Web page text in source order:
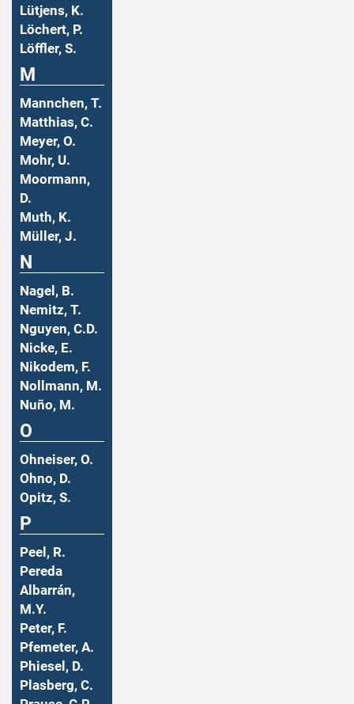
Lütjens, K.
Löchert, P.
Löffler, S.
M
Mannchen, T.
Matthias, C.
Meyer, O.
Mohr, U.
Moormann,
D.
Muth, K.
Müller, J.
N
Nagel, B.
Nemitz, T.
Nguyen, C.D.
Nicke, E.
Nikodem, F.
Nollmann, M.
Nuño, M.
O
Ohneiser, O.
Ohno, D.
Opitz, S.
P
Peel, R.
Pereda
Albarrán,
M.Y.
Peter, F.
Pfemeter, A.
Phiesel, D.
Plasberg, C.